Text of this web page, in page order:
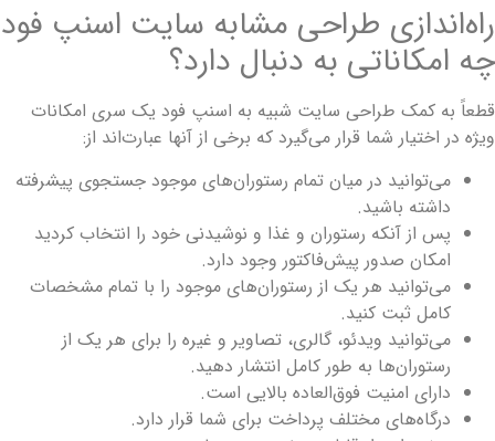
راه‌اندازی طراحی مشابه سایت اسنپ فود
چه امکاناتی به دنبال دارد؟
قطعاً به کمک طراحی سایت شبیه به اسنپ فود یک سری امکانات
ویژه در اختیار شما قرار می‌گیرد که برخی از آنها عبارت‌اند از:
می‌توانید در میان تمام رستوران‌های موجود جستجوی پیشرفته
داشته باشید.
پس از آنکه رستوران و غذا و نوشیدنی خود را انتخاب کردید
امکان صدور پیش‌فاکتور وجود دارد.
می‌توانید هر یک از رستوران‌های موجود را با تمام مشخصات
کامل ثبت کنید.
می‌توانید ویدئو، گالری، تصاویر و غیره را برای هر یک از
رستوران‌ها به طور کامل انتشار دهید.
دارای امنیت فوق‌العاده بالایی است.
درگاه‌های مختلف پرداخت برای شما قرار دارد.